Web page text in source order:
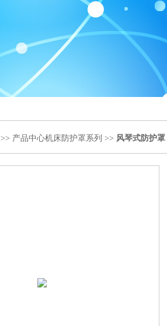
>> 产品中心机床防护罩系列 >> 风琴式防护罩